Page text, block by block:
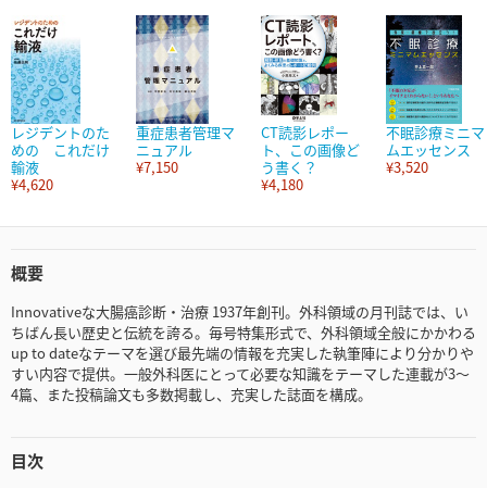
レジデントのた
めの これだけ
輸液
¥4,620
重症患者管理マ
ニュアル
¥7,150
CT読影レポー
ト、この画像ど
う書く？
¥4,180
不眠診療ミニマ
ムエッセンス
¥3,520
概要
Innovativeな大腸癌診断・治療 1937年創刊。外科領域の月刊誌では、い
ちばん長い歴史と伝統を誇る。毎号特集形式で、外科領域全般にかかわる
up to dateなテーマを選び最先端の情報を充実した執筆陣により分かりや
すい内容で提供。一般外科医にとって必要な知識をテーマした連載が3～
4篇、また投稿論文も多数掲載し、充実した誌面を構成。
目次